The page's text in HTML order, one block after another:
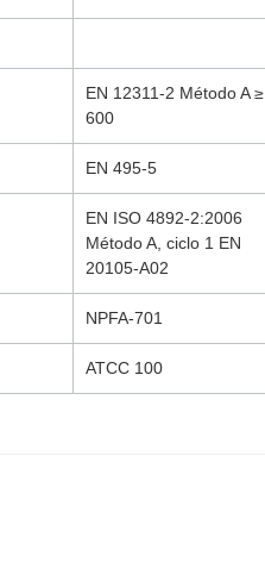
EN 12311-2 Método A ≥
600
EN 495-5
EN ISO 4892-2:2006
Método A, ciclo 1 EN
20105-A02
NPFA-701
ATCC 100